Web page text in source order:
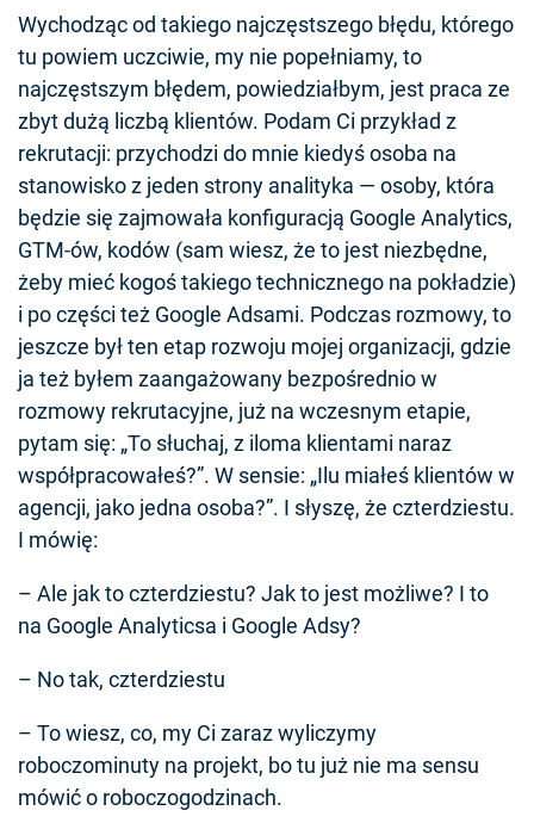
Wychodząc od takiego najczęstszego błędu, którego
tu powiem uczciwie, my nie popełniamy, to
najczęstszym błędem, powiedziałbym, jest praca ze
zbyt dużą liczbą klientów. Podam Ci przykład z
rekrutacji: przychodzi do mnie kiedyś osoba na
stanowisko z jeden strony analityka — osoby, która
będzie się zajmowała konfiguracją Google Analytics,
GTM-ów, kodów (sam wiesz, że to jest niezbędne,
żeby mieć kogoś takiego technicznego na pokładzie)
i po części też Google Adsami. Podczas rozmowy, to
jeszcze był ten etap rozwoju mojej organizacji, gdzie
ja też byłem zaangażowany bezpośrednio w
rozmowy rekrutacyjne, już na wczesnym etapie,
pytam się: „To słuchaj, z iloma klientami naraz
współpracowałeś?”. W sensie: „Ilu miałeś klientów w
agencji, jako jedna osoba?”. I słyszę, że czterdziestu.
I mówię:
– Ale jak to czterdziestu? Jak to jest możliwe? I to
na Google Analyticsa i Google Adsy?
– No tak, czterdziestu
– To wiesz, co, my Ci zaraz wyliczymy
roboczominuty na projekt, bo tu już nie ma sensu
mówić o roboczogodzinach.